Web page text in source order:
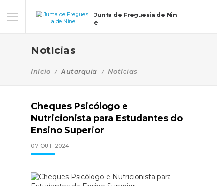
Junta de Freguesia de Nin
e
Notícias
Início Autarquia Notícias
Cheques Psicólogo e
Nutricionista para Estudantes do
Ensino Superior
07-OUT-2024